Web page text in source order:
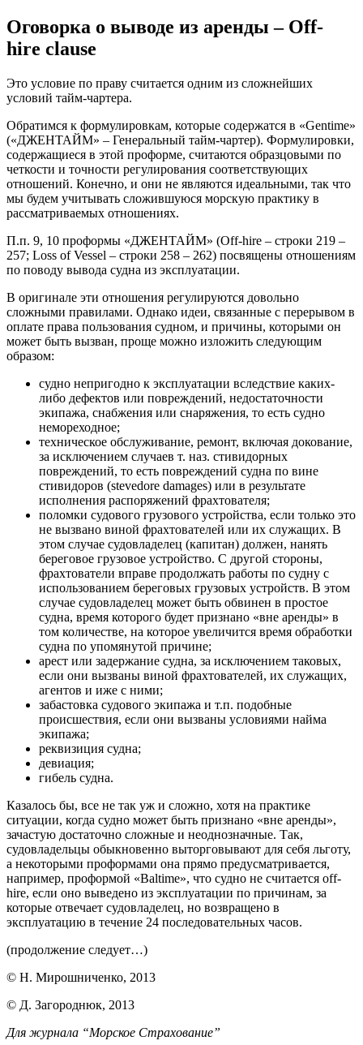
Оговорка о выводе из аренды – Off-
hire clause
Это условие по праву считается одним из сложнейших
условий тайм-чартера.
Обратимся к формулировкам, которые содержатся в «Gentime»
(«ДЖЕНТАЙМ» – Генеральный тайм-чартер). Формулировки,
содержащиеся в этой проформе, считаются образцовыми по
четкости и точности регулирования соответствующих
отношений. Конечно, и они не являются идеальными, так что
мы будем учитывать сложившуюся морскую практику в
рассматриваемых отношениях.
П.п. 9, 10 проформы «ДЖЕНТАЙМ» (Off-hire – строки 219 –
257; Loss of Vessel – строки 258 – 262) посвящены отношениям
по поводу вывода судна из эксплуатации.
В оригинале эти отношения регулируются довольно
сложными правилами. Однако идеи, связанные с перерывом в
оплате права пользования судном, и причины, которыми он
может быть вызван, проще можно изложить следующим
образом:
судно непригодно к эксплуатации вследствие каких-
либо дефектов или повреждений, недостаточности
экипажа, снабжения или снаряжения, то есть судно
немореходное;
техническое обслуживание, ремонт, включая докование,
за исключением случаев т. наз. стивидорных
повреждений, то есть повреждений судна по вине
стивидоров (stevedore damages) или в результате
исполнения распоряжений фрахтователя;
поломки судового грузового устройства, если только это
не вызвано виной фрахтователей или их служащих. В
этом случае судовладелец (капитан) должен, нанять
береговое грузовое устройство. С другой стороны,
фрахтователи вправе продолжать работы по судну с
использованием береговых грузовых устройств. В этом
случае судовладелец может быть обвинен в простое
судна, время которого будет признано «вне аренды» в
том количестве, на которое увеличится время обработки
судна по упомянутой причине;
арест или задержание судна, за исключением таковых,
если они вызваны виной фрахтователей, их служащих,
агентов и иже с ними;
забастовка судового экипажа и т.п. подобные
происшествия, если они вызваны условиями найма
экипажа;
реквизиция судна;
девиация;
гибель судна.
Казалось бы, все не так уж и сложно, хотя на практике
ситуации, когда судно может быть признано «вне аренды»,
зачастую достаточно сложные и неоднозначные. Так,
судовладельцы обыкновенно выторговывают для себя льготу,
а некоторыми проформами она прямо предусматривается,
например, проформой «Baltime», что судно не считается off-
hire, если оно выведено из эксплуатации по причинам, за
которые отвечает судовладелец, но возвращено в
эксплуатацию в течение 24 последовательных часов.
(продолжение следует…)
© Н. Мирошниченко, 2013
© Д. Загороднюк, 2013
Для журнала “Морское Страхование”